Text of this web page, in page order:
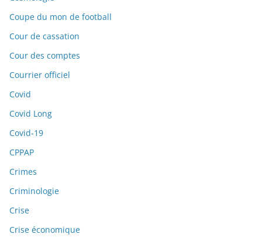
Coupe du mon de football
Cour de cassation
Cour des comptes
Courrier officiel
Covid
Covid Long
Covid-19
CPPAP
Crimes
Criminologie
Crise
Crise économique